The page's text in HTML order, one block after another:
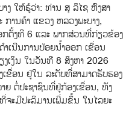
ງ ໃຫ້ຮູ້ວ່າ: ທ່ານ ສຸ ລິໄຊ ຫົງສາ
ານຄ້າ ແຂວງ ຫລວງພະບາງ,
ກຕັ້ງທີ 6 ແລະ ພາກສ່ວນທ່ີກ່ຽວຂ້ອງ
ເນີນການປ່ອຍນໍ້າອອກ ເຂື່ອນ
ງເງິນ ໃນວັນທີ 8 ສິງຫາ 2026
ເຂື່ອນ ຢູ່ໃນ ລະດັບທີ່ສາມາດຮັບຮອງ
ຕໍ່ປະຊາຊົນທີ່ຢູ່ກ້ອງເຂື່ອນ, ທັງ
ະມີປະລິມານເພີ່ມຂຶ້ນ ໃນໄລຍະ